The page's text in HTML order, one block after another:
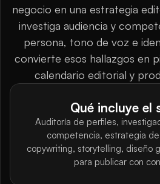
negocio en una estrategia
investiga audiencia y
persona, tono de voz e
convierte esos hallazgos en
calendario editorial y
Qué incluye el
Auditoría de perfiles,
competencia, estrategia
copywriting, storytelling, diseño
para publicar con